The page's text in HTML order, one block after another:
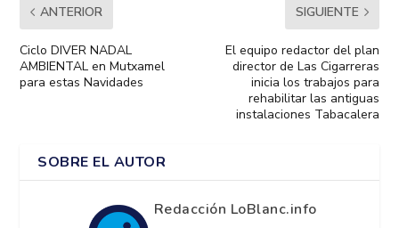
ANTERIOR
Ciclo DIVER NADAL
AMBIENTAL en Mutxamel
para estas Navidades
SIGUIENTE
El equipo redactor del plan
director de Las Cigarreras
inicia los trabajos para
rehabilitar las antiguas
instalaciones Tabacalera
SOBRE EL AUTOR
Redacción LoBlanc.info